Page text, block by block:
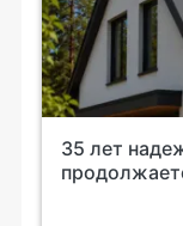
35 лет